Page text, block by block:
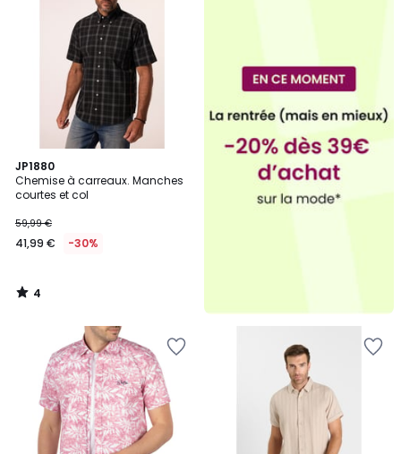
JP1880
Chemise à carreaux. Manches
courtes et col
59,99 €
41,99 € -30%
4
/
5
4
/